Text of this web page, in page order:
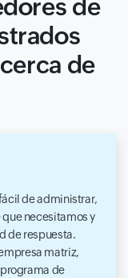
de
de
de administrar,
necesitamos y
de respuesta.
matriz,
de